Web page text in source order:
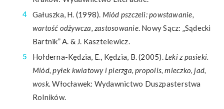
Gałuszka, H. (1998). Miód pszczeli: powstawanie,
wartość odżywcza, zastosowanie. Nowy Sącz: „Sądecki
Bartnik” A. & J. Kasztelewicz.
Hołderna-Kędzia, E., Kędzia, B. (2005). Leki z pasieki.
Miód, pyłek kwiatowy i pierzga, propolis, mleczko, jad,
wosk. Włocławek: Wydawnictwo Duszpasterstwa
Rolników.